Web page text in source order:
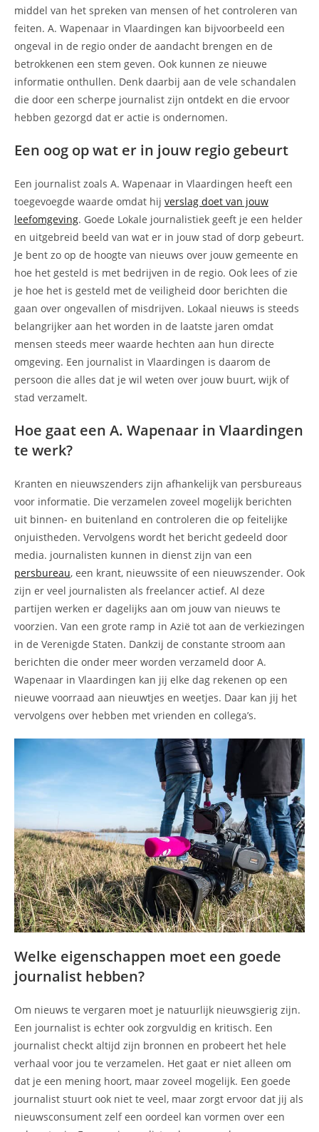
middel van het spreken van mensen of het controleren van
feiten. A. Wapenaar in Vlaardingen kan bijvoorbeeld een
ongeval in de regio onder de aandacht brengen en de
betrokkenen een stem geven. Ook kunnen ze nieuwe
informatie onthullen. Denk daarbij aan de vele schandalen
die door een scherpe journalist zijn ontdekt en die ervoor
hebben gezorgd dat er actie is ondernomen.
Een oog op wat er in jouw regio gebeurt
Een journalist zoals A. Wapenaar in Vlaardingen heeft een
toegevoegde waarde omdat hij verslag doet van jouw
leefomgeving. Goede Lokale journalistiek geeft je een helder
en uitgebreid beeld van wat er in jouw stad of dorp gebeurt.
Je bent zo op de hoogte van nieuws over jouw gemeente en
hoe het gesteld is met bedrijven in de regio. Ook lees of zie
je hoe het is gesteld met de veiligheid door berichten die
gaan over ongevallen of misdrijven. Lokaal nieuws is steeds
belangrijker aan het worden in de laatste jaren omdat
mensen steeds meer waarde hechten aan hun directe
omgeving. Een journalist in Vlaardingen is daarom de
persoon die alles dat je wil weten over jouw buurt, wijk of
stad verzamelt.
Hoe gaat een A. Wapenaar in Vlaardingen
te werk?
Kranten en nieuwszenders zijn afhankelijk van persbureaus
voor informatie. Die verzamelen zoveel mogelijk berichten
uit binnen- en buitenland en controleren die op feitelijke
onjuistheden. Vervolgens wordt het bericht gedeeld door
media. journalisten kunnen in dienst zijn van een
persbureau, een krant, nieuwssite of een nieuwszender. Ook
zijn er veel journalisten als freelancer actief. Al deze
partijen werken er dagelijks aan om jouw van nieuws te
voorzien. Van een grote ramp in Azië tot aan de verkiezingen
in de Verenigde Staten. Dankzij de constante stroom aan
berichten die onder meer worden verzameld door A.
Wapenaar in Vlaardingen kan jij elke dag rekenen op een
nieuwe voorraad aan nieuwtjes en weetjes. Daar kan jij het
vervolgens over hebben met vrienden en collega’s.
Welke eigenschappen moet een goede
journalist hebben?
Om nieuws te vergaren moet je natuurlijk nieuwsgierig zijn.
Een journalist is echter ook zorgvuldig en kritisch. Een
journalist checkt altijd zijn bronnen en probeert het hele
verhaal voor jou te verzamelen. Het gaat er niet alleen om
dat je een mening hoort, maar zoveel mogelijk. Een goede
journalist stuurt ook niet te veel, maar zorgt ervoor dat jij als
nieuwsconsument zelf een oordeel kan vormen over een